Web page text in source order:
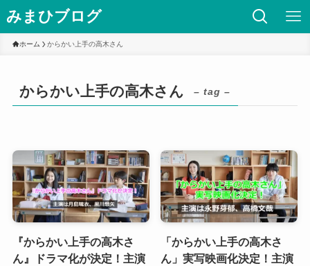
みまひブログ
ホーム からかい上手の高木さん
からかい上手の高木さん – tag –
『からかい上手の高木さ
ん』ドラマ化が決定！主演
「からかい上手の高木さ
ん」実写映画化決定！主演